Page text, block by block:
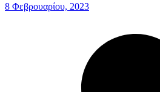
8 Φεβρουαρίου, 2023